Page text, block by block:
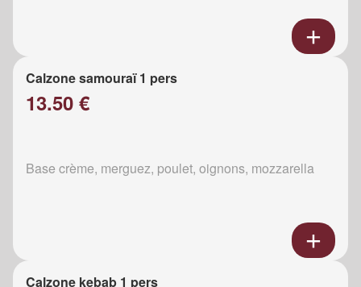
Calzone samouraï 1 pers
13.50 €
Base crème, merguez, poulet, oignons, mozzarella
Calzone kebab 1 pers